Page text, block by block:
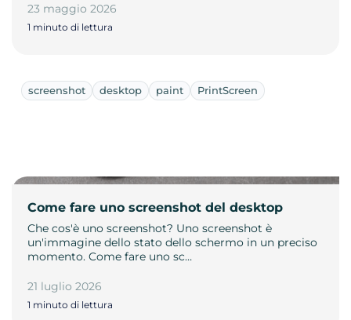
23 maggio 2026
1 minuto di lettura
screenshot desktop paint PrintScreen
Come fare uno screenshot del desktop
Che cos'è uno screenshot? Uno screenshot è
un'immagine dello stato dello schermo in un preciso
momento. Come fare uno sc…
21 luglio 2026
1 minuto di lettura